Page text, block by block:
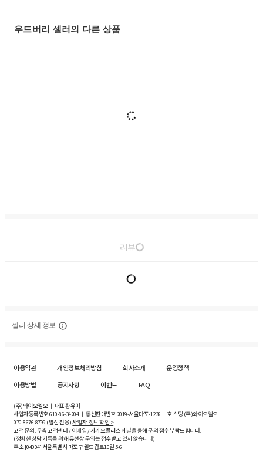
우드버리 셀러의 다른 상품
리뷰
셀러 상세 정보
이용약관 개인정보처리방침 회사소개
운영정책
이용방법
공지사항 이벤트 FAQ
(주)와이오엘오 ㅣ 대표 황유미
사업자등록번호610-86-34204ㅣ 통신판매번호 2019-서울마포-1239 ㅣ 호스팅 (주)와이오엘오
070-8676-8799 (발신 전용)사업자 정보 확인 >
고객 문의: 우측 고객센터 / 이메일 / 카카오플러스 채널을 통해 문의 접수 부탁드립니다.
(정확한 상담 기록을 위해 유선상 문의는 접수받고 있지 않습니다)
주소 [04004] 서울특별시 마포구 월드컵로10길5-6